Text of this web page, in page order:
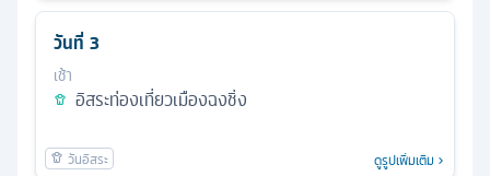
วันที่ 3
เช้า
อิสระท่องเที่ยวเมืองฉงชิ่ง
ดูรูปเพิ่มเติม